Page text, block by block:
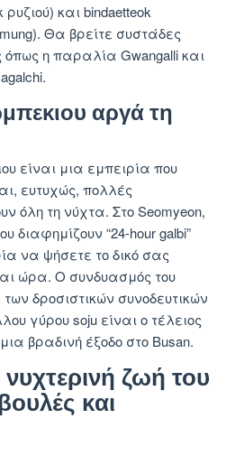
και bindaetteok
Θα βρείτε συστάδες
όπως η παραλία Gwangalli και
αργά τη
είναι μια εμπειρία που
ευτυχώς, πολλές
όλη τη νύχτα. Στο Seomyeon,
διαφημίζουν “24-hour galbi”
να ψήσετε το δικό σας
ώρα. Ο συνδυασμός του
δροσιστικών συνοδευτικών
γύρου soju είναι ο τέλειος
βραδινή έξοδο στο Busan.
ζωή του
και